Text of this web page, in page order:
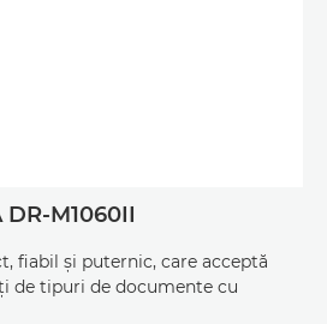
M1060II
fiabil şi puternic, care acceptă
de tipuri de documente cu